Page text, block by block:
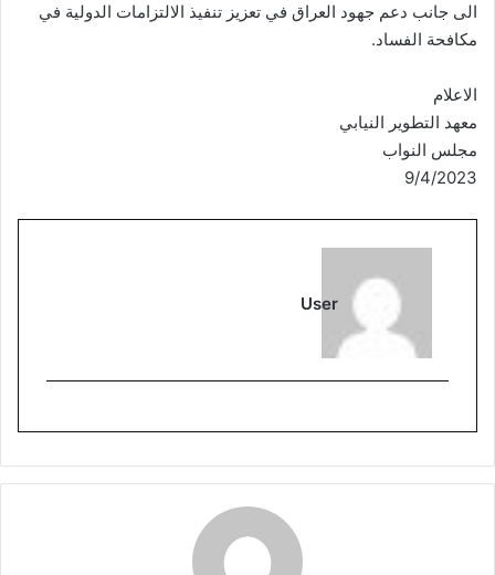
الى جانب دعم جهود العراق في تعزيز تنفيذ الالتزامات الدولية في
مكافحة الفساد.
الاعلام
معهد التطوير النيابي
مجلس النواب
9/4/2023
User